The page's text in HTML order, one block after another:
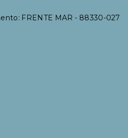
FRENTE MAR - 88330-027